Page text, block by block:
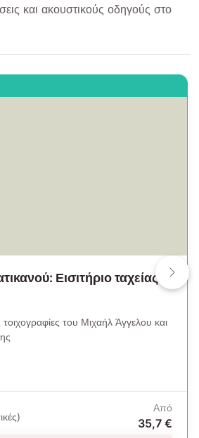
και ακουστικούς οδηγούς στο
Εισιτήριο ταχείας
τοιχογραφίες του Μιχαήλ Άγγελου και
Από
35,7 €